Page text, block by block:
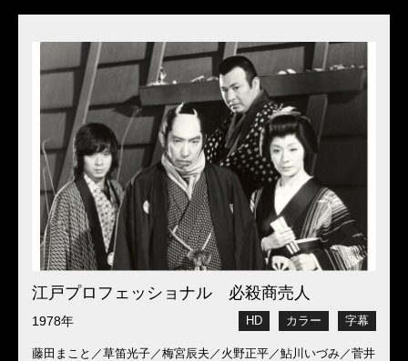
江戸プロフェッショナル 必殺商売人
1978年 字幕
カラー
HD
藤田まこと／草笛光子／梅宮辰夫／火野正平／鮎川いづみ／菅井